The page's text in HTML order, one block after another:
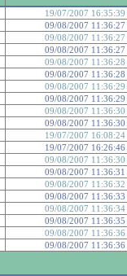
19/07/2007 16:35:39
09/08/2007 11:36:27
09/08/2007 11:36:27
09/08/2007 11:36:27
09/08/2007 11:36:28
09/08/2007 11:36:28
09/08/2007 11:36:29
09/08/2007 11:36:29
09/08/2007 11:36:30
09/08/2007 11:36:30
19/07/2007 16:08:24
19/07/2007 16:26:46
09/08/2007 11:36:30
09/08/2007 11:36:31
09/08/2007 11:36:32
09/08/2007 11:36:33
09/08/2007 11:36:34
09/08/2007 11:36:35
09/08/2007 11:36:36
09/08/2007 11:36:36